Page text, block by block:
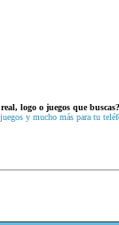
logo o juegos que buscas?
y mucho más para tu